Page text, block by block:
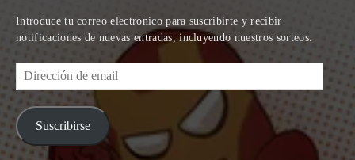
Introduce tu correo electrónico para suscribirte y recibir
notificaciones de nuevas entradas, incluyendo nuestros sorteos.
Dirección
de
email
Suscribirse